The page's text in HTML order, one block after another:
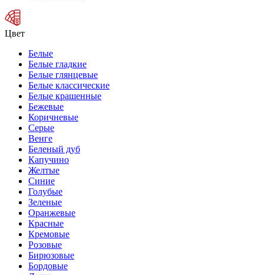
Цвет
Белые
Белые гладкие
Белые глянцевые
Белые классические
Белые крашенные
Бежевые
Коричневые
Серые
Венге
Беленый дуб
Капучино
Желтые
Синие
Голубые
Зеленые
Оранжевые
Красные
Кремовые
Розовые
Бирюзовые
Бордовые